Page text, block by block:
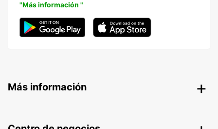
"Más información "
Más información